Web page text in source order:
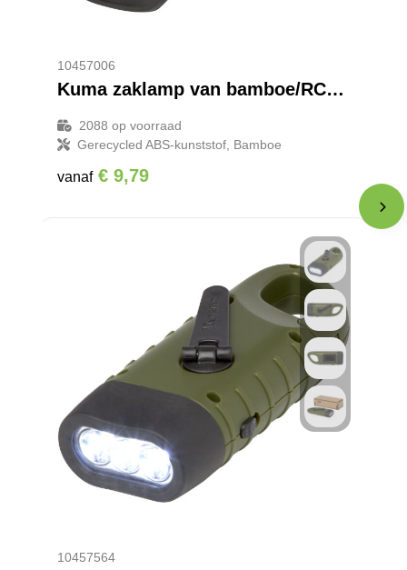
10457006
Kuma zaklamp van bamboe/RCS gerecycled plastic met karabijnhaak
2088 op voorraad
Gerecycled ABS-kunststof, Bamboe
vanaf € 9,79
10457564